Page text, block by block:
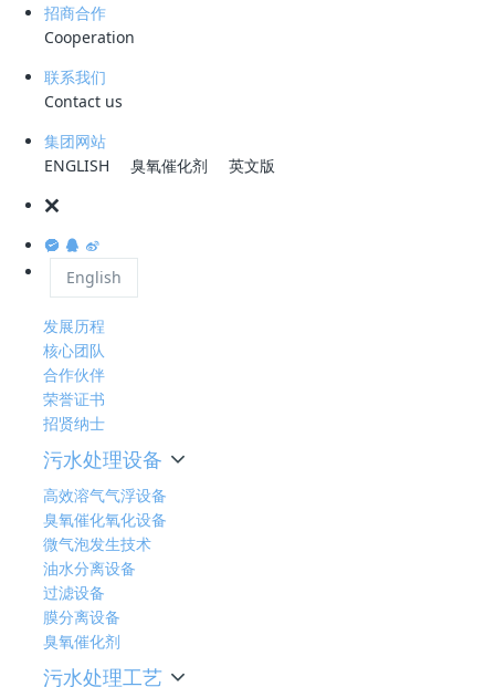
招商合作
Cooperation
联系我们
Contact us
集团网站
ENGLISH
臭氧催化剂 英文版
English
服务热线
0755-28993144
公司地址
工作时间
关于科力迩
公司简介
资质荣誉
发展历程
核心团队
合作伙伴
荣誉证书
招贤纳士
污水处理设备
高效溶气气浮设备
臭氧催化氧化设备
微气泡发生技术
油水分离设备
过滤设备
膜分离设备
臭氧催化剂
污水处理工艺